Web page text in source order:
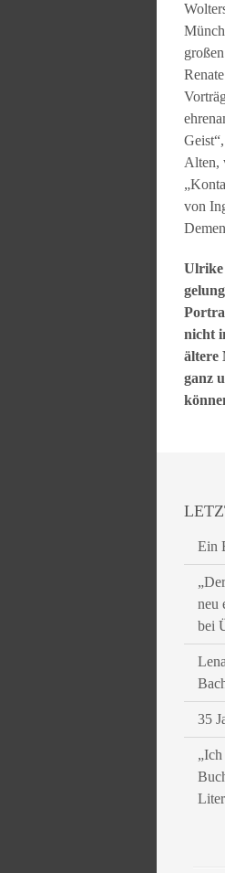
Alten,
von
Ulrike
nicht
ältere
ganz
Ein
neu
bei
35